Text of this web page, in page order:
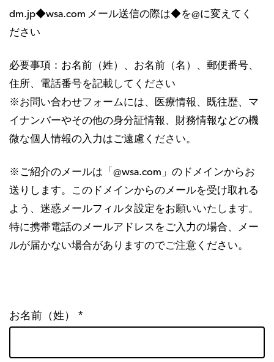
dm.jp◆wsa.com メール送信の際は◆を@に変えてく
ださい
必要事項：お名前（姓）、お名前（名）、郵便番号、
住所、電話番号を記載してください
※お問い合わせフォームには、医療情報、既往歴、マ
イナンバーやその他の身分証情報、財務情報などの機
微な個人情報の入力はご遠慮ください。
※ご紹介のメールは「@wsa.com」のドメインからお
送りします。このドメインからのメールを受け取れる
よう、迷惑メールフィルタ設定をお願いいたします。
特に携帯電話のメールアドレスをご入力の場合、メー
ルが届かない場合がありますのでご注意ください。
お名前（姓） *